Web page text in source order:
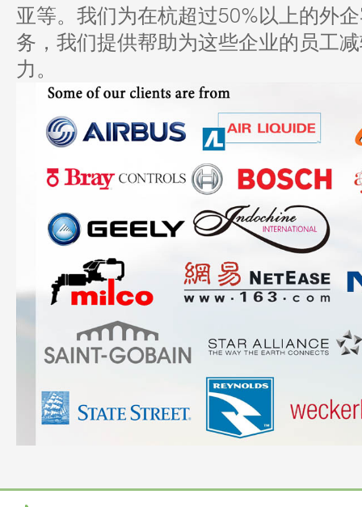
亚等。我们为在杭超过50%以上的外
务，我们提供帮助为这些企业的员工
力。